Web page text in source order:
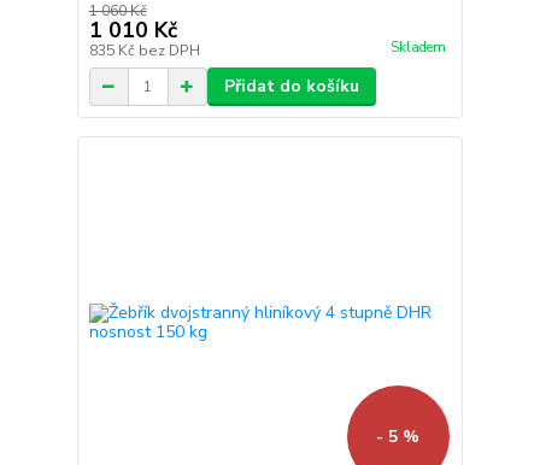
1 060 Kč
1 010 Kč
835 Kč bez DPH Skladem
Přidat do košíku
- 5 %